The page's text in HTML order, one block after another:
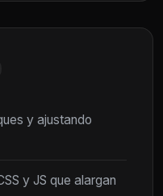
y ajustando
y JS que alargan